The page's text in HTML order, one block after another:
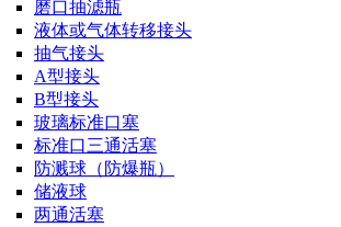
磨口抽滤瓶
液体或气体转移接头
抽气接头
A型接头
B型接头
玻璃标准口塞
标准口三通活塞
防溅球（防爆瓶）
储液球
两通活塞